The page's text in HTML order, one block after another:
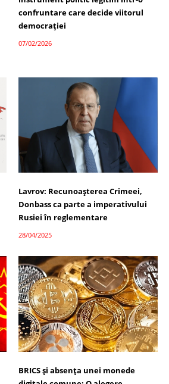
confruntare care decide viitorul
democrației
07/02/2026
Lavrov: Recunoașterea Crimeei,
Donbass ca parte a imperativului
Rusiei în reglementare
28/04/2025
BRICS și absența unei monede